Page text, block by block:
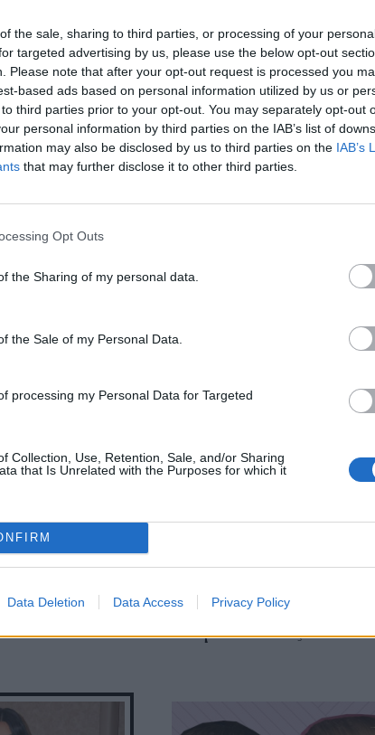
the sale, sharing to third parties, or processing of your
targeted advertising by us, please use the below opt-out
Please note that after your opt-out request is processed you
based ads based on personal information utilized by us or
third parties prior to your opt-out. You may separately opt-out
personal information by third parties on the IAB’s list of
may also be disclosed by us to third parties on the IAB’s
that may further disclose it to other third parties.
Opt Outs
the Sharing of my personal data.
the Sale of my Personal Data.
processing my Personal Data for Targeted
Collection, Use, Retention, Sale, and/or Sharing
that Is Unrelated with the Purposes for which it
Data Deletion Data Access Privacy Policy
εκείνο το
σε ενοχλεί,
καλή είδηση:
Κωδικός πανάδες: Όσα
προϊόντα για να τις
αντιμετωπίσεις